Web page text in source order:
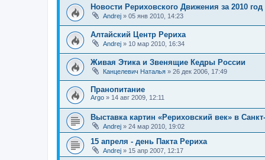
Новости Рериховского Движения за 2010 год
Andrej » 05 янв 2010, 14:23
Алтайский Центр Рериха
Andrej » 10 мар 2010, 16:34
Живая Этика и Звенящие Кедры России
Канцелевич Наталья » 26 дек 2006, 17:49
Пранопитание
Argo » 14 авг 2009, 12:11
Выставка картин «Рериховский век» в
Andrej » 24 мар 2010, 19:02
15 апреля - день Пакта Рериха
Andrej » 15 апр 2007, 12:17